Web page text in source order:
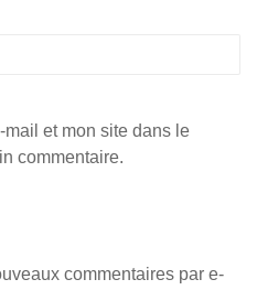
mail et mon site dans le
commentaire.
commentaires par e-